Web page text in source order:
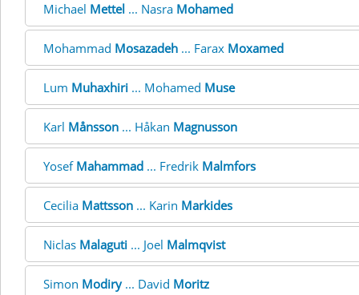
Michael Mettel ... Nasra Mohamed
Mohammad Mosazadeh ... Farax Moxamed
Lum Muhaxhiri ... Mohamed Muse
Karl Månsson ... Håkan Magnusson
Yosef Mahammad ... Fredrik Malmfors
Cecilia Mattsson ... Karin Markides
Niclas Malaguti ... Joel Malmqvist
Simon Modiry... David Moritz